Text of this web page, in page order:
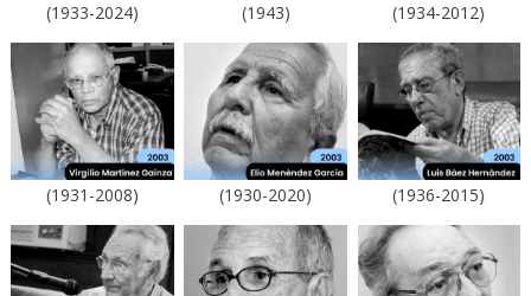
(1933-2024) (1943) (1934-2012)
(1931-2008) (1930-2020) (1936-2015)